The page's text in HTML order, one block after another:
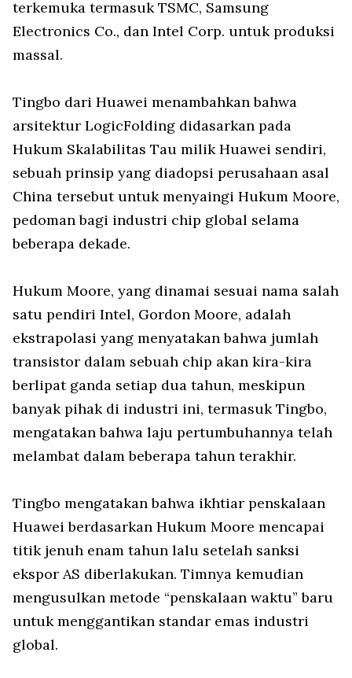
terkemuka termasuk TSMC, Samsung
Electronics Co., dan Intel Corp. untuk produksi
massal.
Tingbo dari Huawei menambahkan bahwa
arsitektur LogicFolding didasarkan pada
Hukum Skalabilitas Tau milik Huawei sendiri,
sebuah prinsip yang diadopsi perusahaan asal
China tersebut untuk menyaingi Hukum Moore,
pedoman bagi industri chip global selama
beberapa dekade.
Hukum Moore, yang dinamai sesuai nama salah
satu pendiri Intel, Gordon Moore, adalah
ekstrapolasi yang menyatakan bahwa jumlah
transistor dalam sebuah chip akan kira-kira
berlipat ganda setiap dua tahun, meskipun
banyak pihak di industri ini, termasuk Tingbo,
mengatakan bahwa laju pertumbuhannya telah
melambat dalam beberapa tahun terakhir.
Tingbo mengatakan bahwa ikhtiar penskalaan
Huawei berdasarkan Hukum Moore mencapai
titik jenuh enam tahun lalu setelah sanksi
ekspor AS diberlakukan. Timnya kemudian
mengusulkan metode “penskalaan waktu” baru
untuk menggantikan standar emas industri
global.